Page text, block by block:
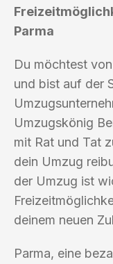
Parma
Du möchtest
und bist auf der
Umzugskönig
mit Rat und Tat
dein Umzug
der Umzug ist
deinem neuen
Parma, eine